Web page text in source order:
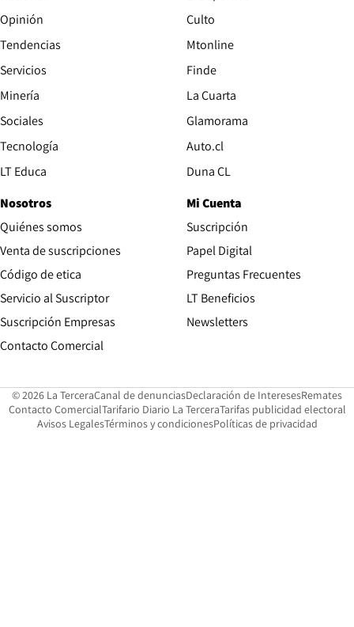
Opinión
Tendencias
Servicios
Minería
Sociales
Tecnología
LT Educa
Culto
Mtonline
Finde
La Cuarta
Glamorama
Auto.cl
Duna CL
Nosotros
Quiénes somos
Venta de suscripciones
Código de etica Opens in new window
Servicio al Suscriptor
Suscripción Empresas
Contacto Comercial
Mi Cuenta
Suscripción
Papel Digital
Preguntas Frecuentes
LT Beneficios
Newsletters
© 2026 La TerceraCanal de denunciasOpens in new window
Declaración de InteresesOpens in
Remates
Contacto ComercialOpens in new window
Tarifario Diario La TerceraOpens in new window
Tarifas publicidad electoral
Avisos LegalesOpens in new window
Términos y condicionesPolíticas de privacidad